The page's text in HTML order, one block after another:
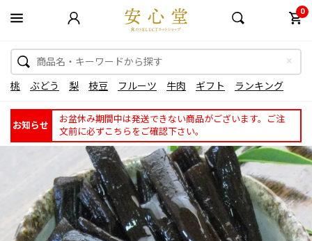
0
桃 ぶどう 梨 枝豆 フルーツ 牛肉 ギフト ランキング
お知らせ
お盆休み期間中は発送できない商品がございます。ご注
文前に必ずこちらをご確認下さい。